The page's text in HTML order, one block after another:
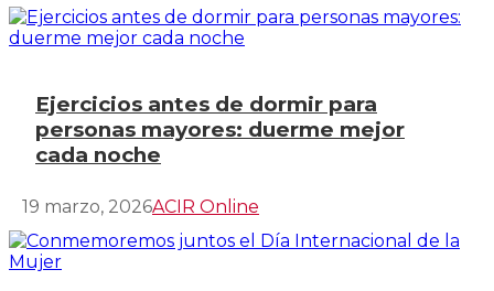
Ejercicios antes de dormir para
personas mayores: duerme mejor
cada noche
19 marzo, 2026ACIR Online